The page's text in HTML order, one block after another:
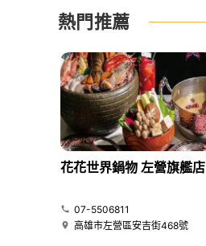
熱門推薦
花花世界鍋物 左營旗艦店
07-5506811
高雄市左營區安吉街468號